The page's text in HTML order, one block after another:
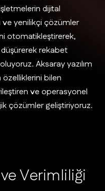
dijital
yenilikçi çözümler
otomatikleştirerek,
rekabet
Aksaray yazılım
özelliklerini bilen
ve operasyonel
çözümler geliştiriyoruz.
veVerimliliği